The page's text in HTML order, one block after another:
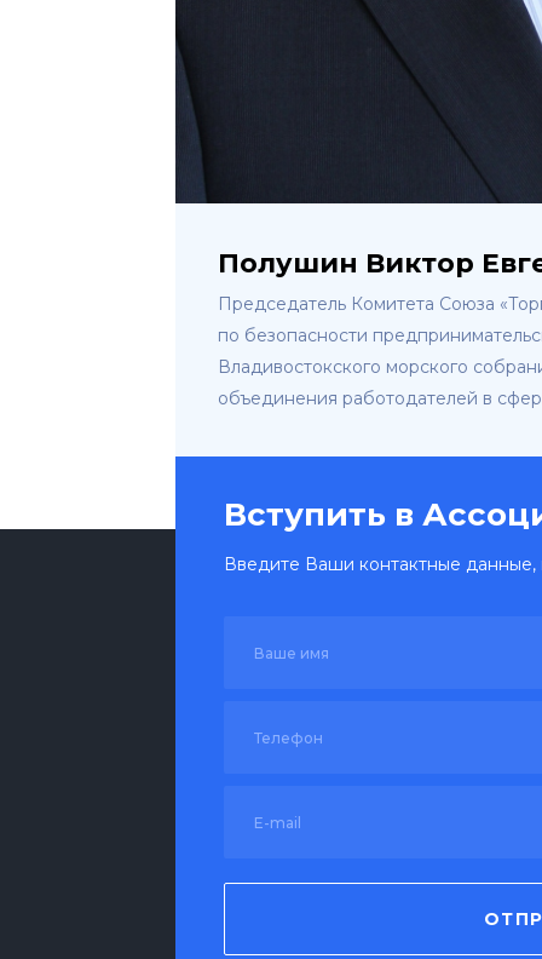
Полушин Виктор
Председатель Комитета Союза
по безопасности
Владивостокского морского
объединения работодателей в
Вступить в
Введите Ваши контактные